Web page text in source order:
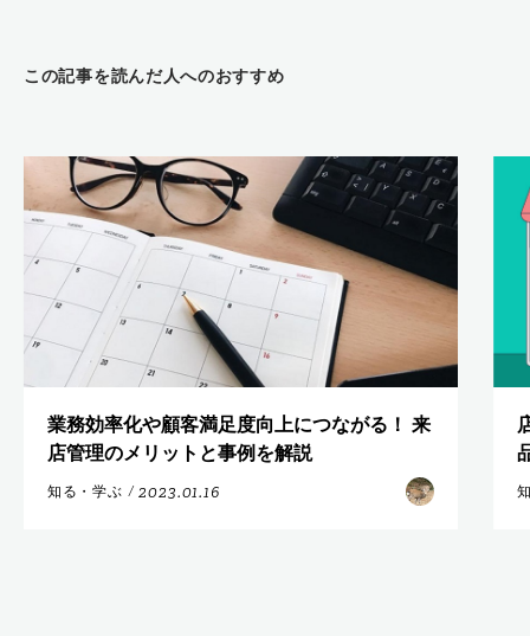
この記事を読んだ人へのおすすめ
業務効率化や顧客満足度向上につながる！ 来
店管理のメリットと事例を解説
知る・学ぶ / 2023.01.16